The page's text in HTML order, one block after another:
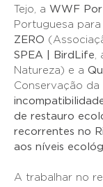
Tejo, a WWF
Portuguesa
ZERO
SPEA | BirdLife,
Natureza) e a
Conservação da
de restauro
recorrentes no
aos níveis
A trabalhar no